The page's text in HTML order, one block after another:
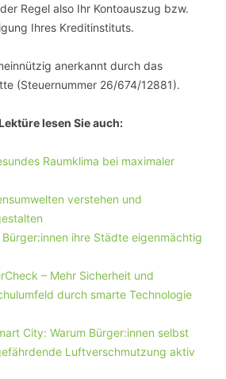
Regel also Ihr Kontoauszug bzw.
Ihres Kreditinstituts.
anerkannt durch das
(Steuernummer 26/674/12881).
lesen Sie auch:
Raumklima bei maximaler
verstehen und
ihre Städte eigenmächtig
– Mehr Sicherheit und
durch smarte Technologie
City: Warum Bürger:innen selbst
Luftverschmutzung aktiv